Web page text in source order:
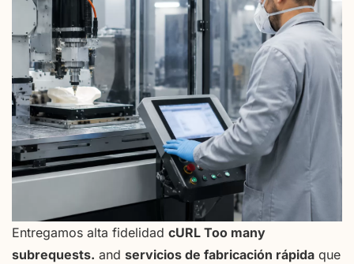
Entregamos alta fidelidad cURL Too many
subrequests. and servicios de fabricación rápida que